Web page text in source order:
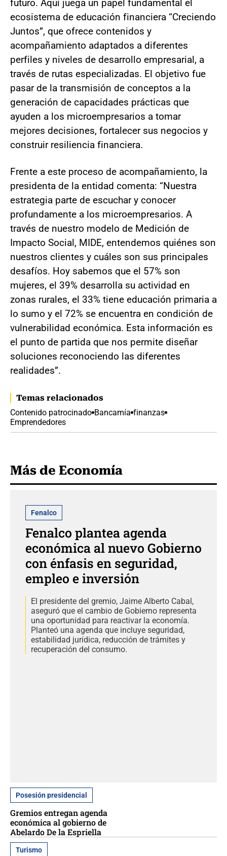
futuro. Aquí juega un papel fundamental el
ecosistema de educación financiera “Creciendo
Juntos”, que ofrece contenidos y
acompañamiento adaptados a diferentes
perfiles y niveles de desarrollo empresarial, a
través de rutas especializadas. El objetivo fue
pasar de la transmisión de conceptos a la
generación de capacidades prácticas que
ayuden a los microempresarios a tomar
mejores decisiones, fortalecer sus negocios y
construir resiliencia financiera.
Frente a este proceso de acompañamiento, la
presidenta de la entidad comenta: “Nuestra
estrategia parte de escuchar y conocer
profundamente a los microempresarios. A
través de nuestro modelo de Medición de
Impacto Social, MIDE, entendemos quiénes son
nuestros clientes y cuáles son sus principales
desafíos. Hoy sabemos que el 57% son
mujeres, el 39% desarrolla su actividad en
zonas rurales, el 33% tiene educación primaria a
lo sumo y el 72% se encuentra en condición de
vulnerabilidad económica. Esta información es
el punto de partida que nos permite diseñar
soluciones reconociendo las diferentes
realidades”.
Temas relacionados
Contenido patrocinado Bancamía finanzas
Emprendedores
Más de Economía
Fenalco
Fenalco plantea agenda
económica al nuevo Gobierno
con énfasis en seguridad,
empleo e inversión
El presidente del gremio, Jaime Alberto Cabal,
aseguró que el cambio de Gobierno representa
una oportunidad para reactivar la economía.
Planteó una agenda que incluye seguridad,
estabilidad jurídica, reducción de trámites y
recuperación del consumo.
Posesión presidencial
Gremios entregan agenda
económica al gobierno de
Abelardo De la Espriella
Turismo